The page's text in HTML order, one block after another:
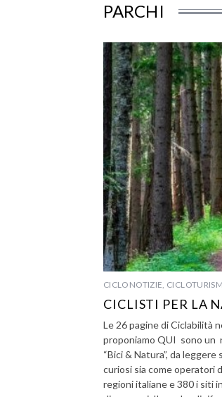
PARCHI
CICLONOTIZIE,
CICLISTI PER LA
Le 26 pagine di Ciclabilità
proponiamo QUI sono un
“Bici & Natura”, da
curiosi sia come operatori
regioni italiane e 380 i siti